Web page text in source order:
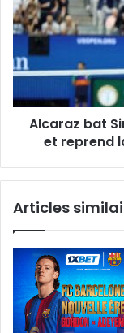
années
avant
diagnostic
conventionnel
Sinner
en
finale
de
l'US
2025
reprend
classement
Alcaraz bat
et reprend
Articles